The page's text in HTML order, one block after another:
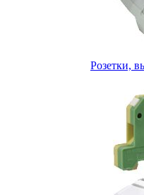
Розетки,